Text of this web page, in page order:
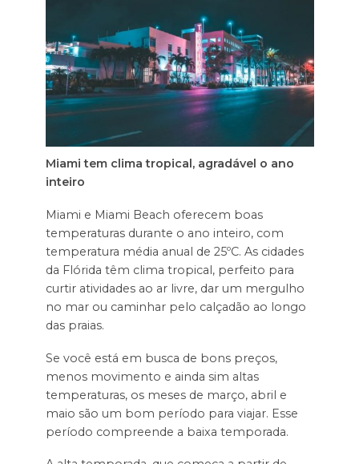
Miami tem clima tropical, agradável o ano
inteiro
Miami e Miami Beach oferecem boas
temperaturas durante o ano inteiro, com
temperatura média anual de 25ºC. As cidades
da Flórida têm clima tropical, perfeito para
curtir atividades ao ar livre, dar um mergulho
no mar ou caminhar pelo calçadão ao longo
das praias.
Se você está em busca de bons preços,
menos movimento e ainda sim altas
temperaturas, os meses de março, abril e
maio são um bom período para viajar. Esse
período compreende a baixa temporada.